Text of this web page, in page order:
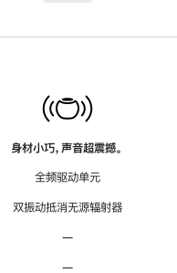
身材小巧，声音超震撼。
全频驱动单元
双振动抵消无源辐射器
—
—